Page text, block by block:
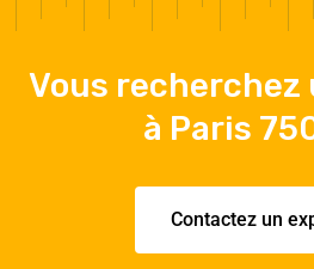
Vous
à Paris
Contactez un